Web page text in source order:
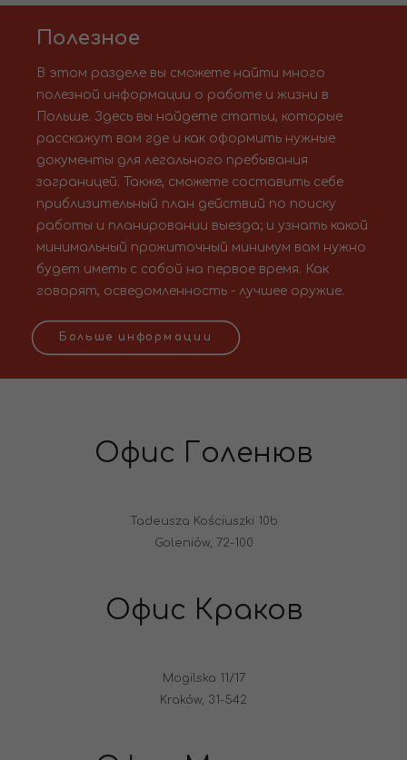
Полезное
В этом разделе вы сможете найти много
полезной информации о работе и жизни в
Польше. Здесь вы найдете статьи, которые
расскажут вам где и как оформить нужные
документы для легального пребывания
заграницей. Также, сможете составить себе
приблизительный план действий по поиску
работы и планировании выезда; и узнать какой
минимальный прожиточный минимум вам нужно
будет иметь с собой на первое время. Как
говорят, осведомленность - лучшее оружие.
Больше информации
Офис Голенюв
Tadeusza Kościuszki 10b
Goleniów, 72-100
Офис Краков
Mogilska 11/17
Kraków, 31-542